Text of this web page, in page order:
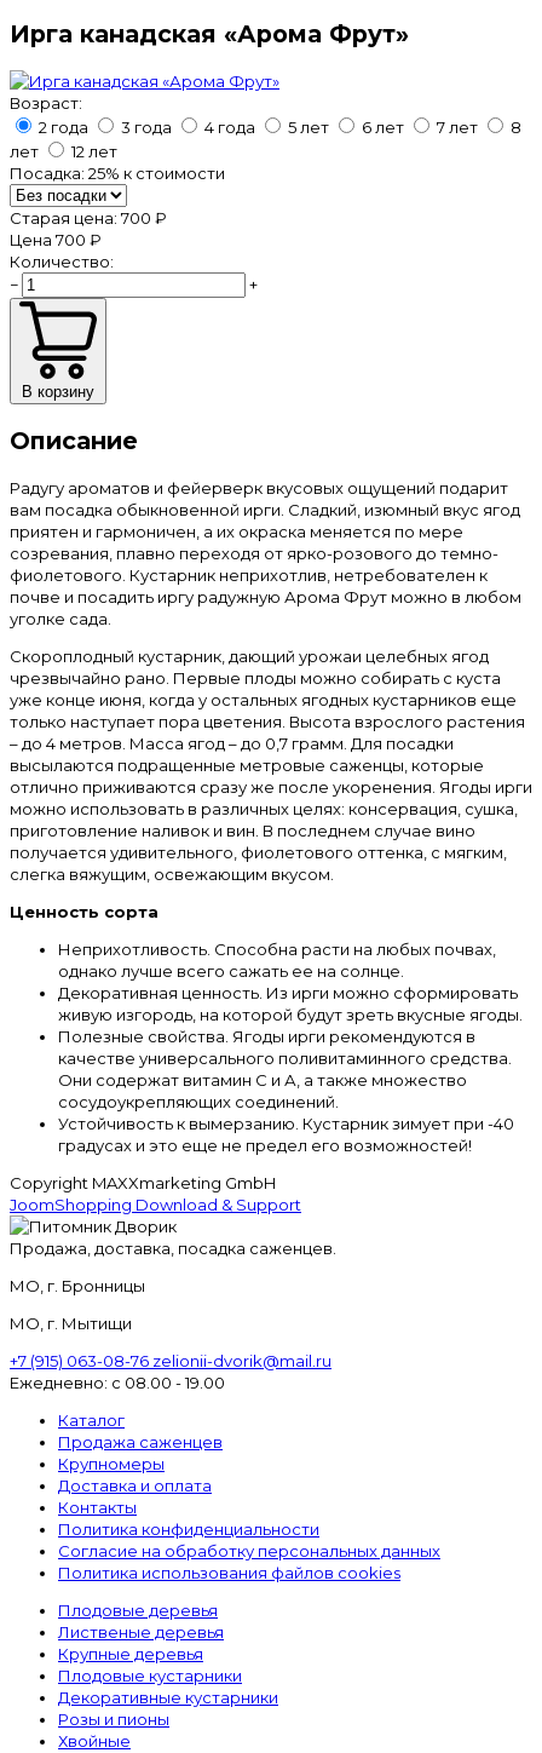
Ирга канадская «Арома Фрут»
Возраст:
2 года
3 года 4 года 5 лет 6 лет 7 лет
8
лет
12 лет
Посадка: 25% к стоимости
Старая цена: 700 ₽
Цена 700 ₽
Количество:
−
+
В корзину
Описание
Радугу ароматов и фейерверк вкусовых ощущений подарит
вам посадка обыкновенной ирги. Сладкий, изюмный вкус ягод
приятен и гармоничен, а их окраска меняется по мере
созревания, плавно переходя от ярко-розового до темно-
фиолетового. Кустарник неприхотлив, нетребователен к
почве и посадить иргу радужную Арома Фрут можно в любом
уголке сада.
Скороплодный кустарник, дающий урожаи целебных ягод
чрезвычайно рано. Первые плоды можно собирать с куста
уже конце июня, когда у остальных ягодных кустарников еще
только наступает пора цветения. Высота взрослого растения
– до 4 метров. Масса ягод – до 0,7 грамм. Для посадки
высылаются подращенные метровые саженцы, которые
отлично приживаются сразу же после укоренения. Ягоды ирги
можно использовать в различных целях: консервация, сушка,
приготовление наливок и вин. В последнем случае вино
получается удивительного, фиолетового оттенка, с мягким,
слегка вяжущим, освежающим вкусом.
Ценность сорта
Неприхотливость. Способна расти на любых почвах,
однако лучше всего сажать ее на солнце.
Декоративная ценность. Из ирги можно сформировать
живую изгородь, на которой будут зреть вкусные ягоды.
Полезные свойства. Ягоды ирги рекомендуются в
качестве универсального поливитаминного средства.
Они содержат витамин С и А, а также множество
сосудоукрепляющих соединений.
Устойчивость к вымерзанию. Кустарник зимует при -40
градусах и это еще не предел его возможностей!
Copyright MAXXmarketing GmbH
JoomShopping Download & Support
Продажа, доставка, посадка саженцев.
МО, г. Бронницы
МО, г. Мытищи
+7 (915) 063-08-76 zelionii-dvorik@mail.ru
Ежедневно: с 08.00 - 19.00
Каталог
Продажа саженцев
Крупномеры
Доставка и оплата
Контакты
Политика конфиденциальности
Согласие на обработку персональных данных
Политика использования файлов cookies
Плодовые деревья
Лиственые деревья
Крупные деревья
Плодовые кустарники
Декоративные кустарники
Розы и пионы
Хвойные